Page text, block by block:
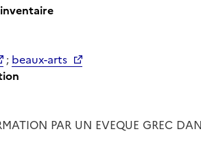
; beaux-arts
PAR UN EVEQUE GREC